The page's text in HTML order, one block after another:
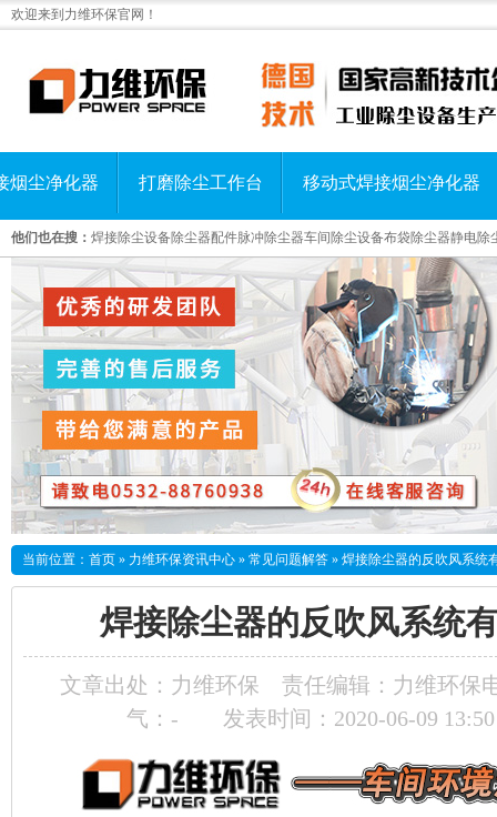
欢迎来到力维环保官网！
烟尘净化器 打磨除尘工作台 移动式焊接烟尘净化器
他们也在搜： 焊接除尘设备除尘器配件脉冲除尘器车间除尘设备布袋除尘器静电除
当前位置： 首页 » 力维环保资讯中心 » 常见问题解答 » 焊接除尘器的反吹风系统
焊接除尘器的反吹风系统
文章出处：力维环保
责任编辑：力维环保
气： - 发表时间：2020-06-09